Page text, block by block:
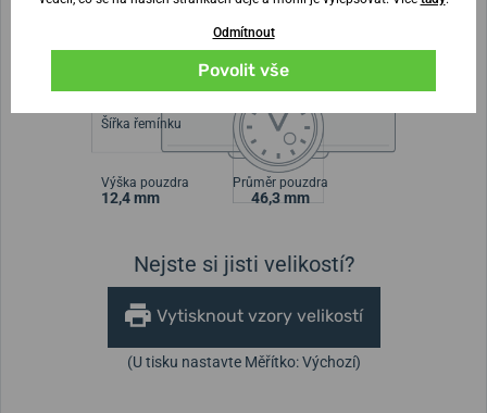
Šířka řemínku
Výška pouzdra
12,4 mm
Průměr pouzdra
46,3 mm
Nejste si jisti velikostí?
Vytisknout vzory velikostí
(U tisku nastavte Měřítko: Výchozí)
Odmítnout
Povolit vše